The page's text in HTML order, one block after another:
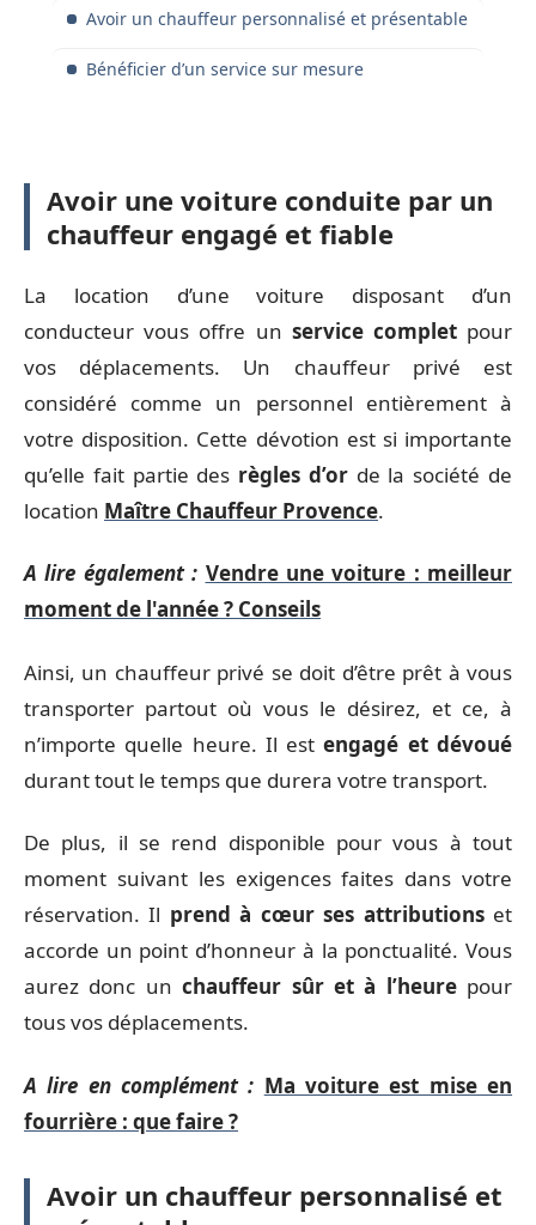
Avoir un chauffeur personnalisé et présentable
Bénéficier d’un service sur mesure
Avoir une voiture conduite par un
chauffeur engagé et fiable
La location d’une voiture disposant d’un
conducteur vous offre un service completpour
vos déplacements. Un chauffeur privé est
considéré comme un personnel entièrement à
votre disposition. Cette dévotion est si importante
qu’elle fait partie des règles d’orde la société de
location Maître Chauffeur Provence.
A lire également : Vendre une voiture : meilleur
moment de l'année ? Conseils
Ainsi, un chauffeur privé se doit d’être prêt à vous
transporter partout où vous le désirez, et ce, à
n’importe quelle heure. Il estengagé et dévoué
durant tout le temps que durera votre transport.
De plus, il se rend disponible pour vous à tout
moment suivant les exigences faites dans votre
réservation. Il prend à cœur ses attributionset
accorde un point d’honneur à la ponctualité. Vous
aurez donc unchauffeur sûr et à l’heurepour
tous vos déplacements.
A lire en complément : Ma voiture est mise en
fourrière : que faire ?
Avoir un chauffeur personnalisé et